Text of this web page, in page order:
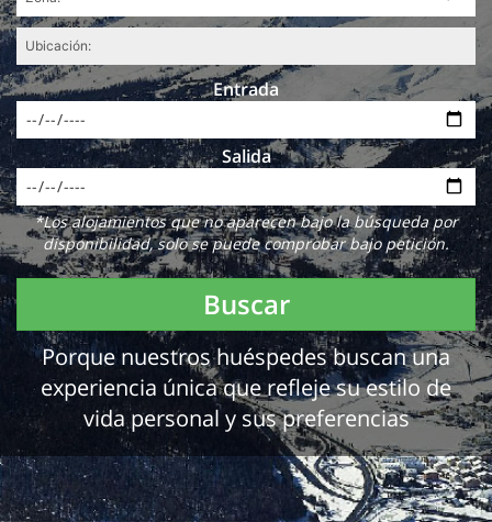
Entrada
Salida
*Los alojamientos que no aparecen bajo la búsqueda por
disponibilidad, solo se puede comprobar bajo petición.
Buscar
Porque nuestros huéspedes buscan una
experiencia única que refleje su estilo de
vida personal y sus preferencias